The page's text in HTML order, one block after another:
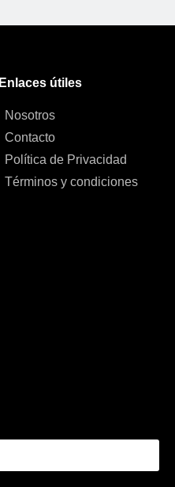
Enlaces útiles
Nosotros
Contacto
Política de Privacidad
Términos y condiciones